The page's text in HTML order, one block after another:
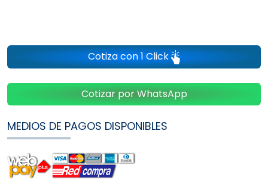
Cotiza con 1 Click
Cotizar por WhatsApp
MEDIOS DE PAGOS DISPONIBLES